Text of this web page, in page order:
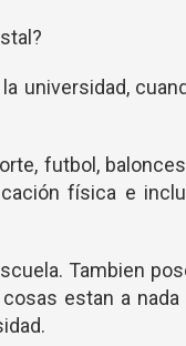
universidad,
futbol,
física e
Tambien
estan a nada